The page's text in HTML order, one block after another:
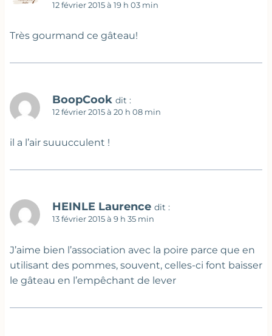
12 février 2015 à 19 h 03 min
Très gourmand ce gâteau!
BoopCook dit :
12 février 2015 à 20 h 08 min
il a l’air suuucculent !
HEINLE Laurence dit :
13 février 2015 à 9 h 35 min
J’aime bien l’association avec la poire parce que en
utilisant des pommes, souvent, celles-ci font baisser
le gâteau en l’empêchant de lever